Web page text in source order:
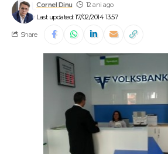
Last updated: 17/02/2014 13:57
Cornel Dinu 12 ani ago
Share